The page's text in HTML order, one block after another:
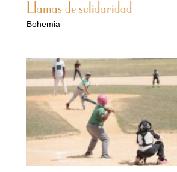
Llamas de solidaridad
Bohemia